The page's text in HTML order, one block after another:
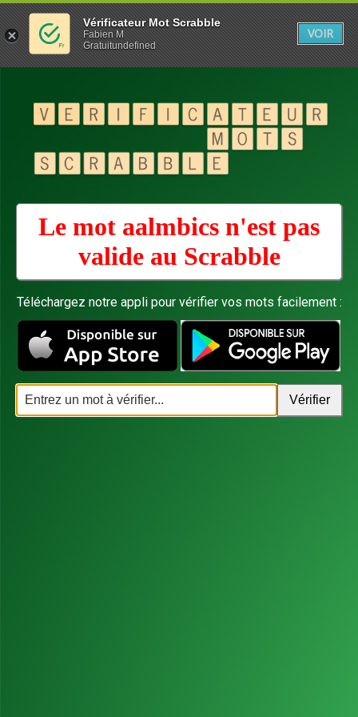
Le mot aalmbics n'est pas
valide au Scrabble
Téléchargez notre appli pour vérifier vos mots facilement :
Vérificateur Mot Scrabble
Fabien M
Gratuitundefined
VOIR